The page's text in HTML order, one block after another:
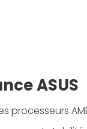
ASUS
processeurs